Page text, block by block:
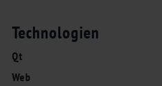
Technologien
Qt
Web